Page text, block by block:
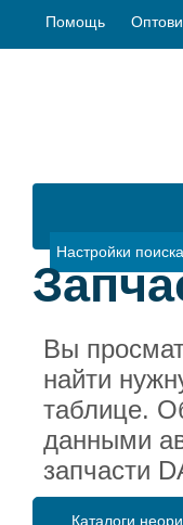
Помощь
Настройки
Вы
найти
таблице.
данными
запчасти
Каталоги